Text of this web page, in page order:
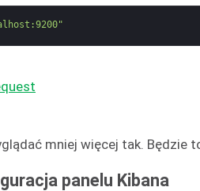
mniej więcej tak.
panelu Kibana